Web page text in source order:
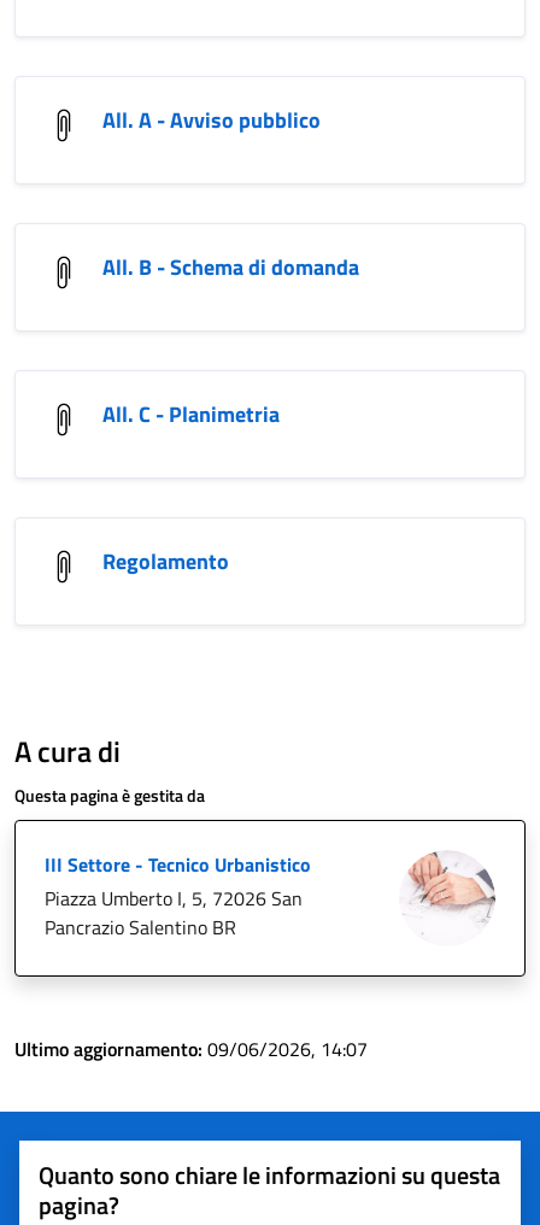
All. A - Avviso pubblico
All. B - Schema di domanda
All. C - Planimetria
Regolamento
A cura di
Questa pagina è gestita da
III Settore - Tecnico Urbanistico
Piazza Umberto I, 5, 72026 San
Pancrazio Salentino BR
Ultimo aggiornamento: 09/06/2026, 14:07
Quanto sono chiare le informazioni su questa
pagina?